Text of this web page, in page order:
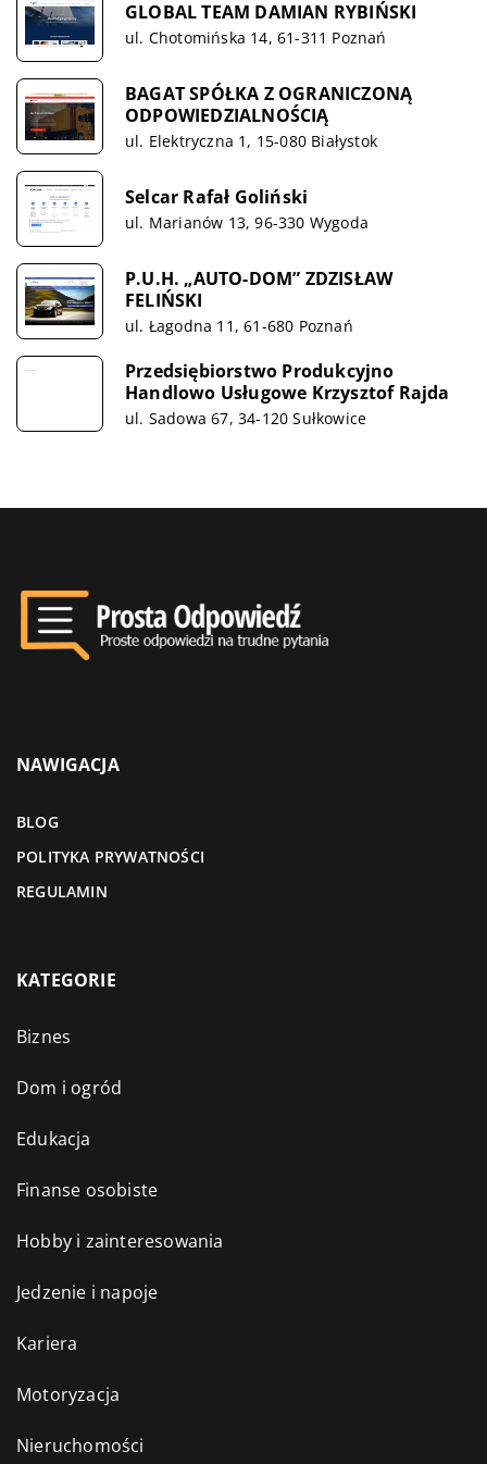
GLOBAL TEAM DAMIAN RYBIŃSKI
ul. Chotomińska 14, 61-311 Poznań
BAGAT SPÓŁKA Z OGRANICZONĄ
ODPOWIEDZIALNOŚCIĄ
ul. Elektryczna 1, 15-080 Białystok
Selcar Rafał Goliński
ul. Marianów 13, 96-330 Wygoda
P.U.H. „AUTO-DOM” ZDZISŁAW
FELIŃSKI
ul. Łagodna 11, 61-680 Poznań
Przedsiębiorstwo Produkcyjno
Handlowo Usługowe Krzysztof Rajda
ul. Sadowa 67, 34-120 Sułkowice
NAWIGACJA
BLOG
POLITYKA PRYWATNOŚCI
REGULAMIN
KATEGORIE
Biznes
Dom i ogród
Edukacja
Finanse osobiste
Hobby i zainteresowania
Jedzenie i napoje
Kariera
Motoryzacja
Nieruchomości